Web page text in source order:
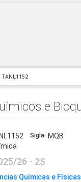
TANL1152
e
Sigla: MQB
26 - 2S
Químicas e